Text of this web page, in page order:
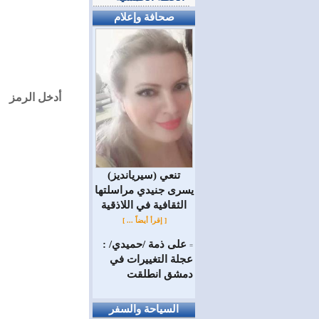
أدخل الرمز
صحافة وإعلام
(سيريانديز) تنعي
يسرى جنيدي مراسلتها
الثقافية في اللاذقية
[ إقرأ أيضاً ... ]
= على ذمة /حميدي/ :
عجلة التغييرات في
دمشق انطلقت
السياحة والسفر